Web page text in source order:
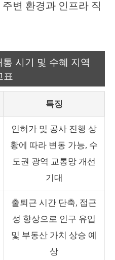
변 환경과 인프라 직
시기 및 수혜 지역
표
특징
인허가 및 공사 진행 상
황에 따라 변동 가능, 수
도권 광역 교통망 개선
기대
출퇴근 시간 단축, 접근
성 향상으로 인구 유입
및 부동산 가치 상승 예
상